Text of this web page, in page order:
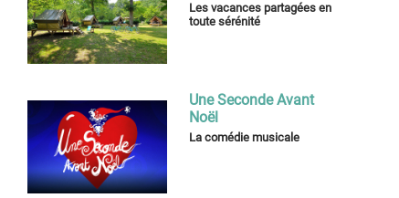
Les vacances partagées en
toute sérénité
La comédie musicale
Une Seconde Avant
Noël